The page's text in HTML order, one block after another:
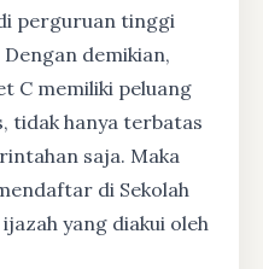
perguruan tinggi
demikian,
C memiliki peluang
tidak hanya terbatas
saja. Maka
di Sekolah
yang diakui oleh